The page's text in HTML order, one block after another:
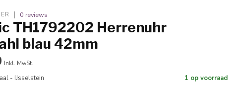
0 reviews
TH1792202 Herrenuhr
blau 42mm
Inkl. MwSt.
- IJsselstein 1 op voorraad